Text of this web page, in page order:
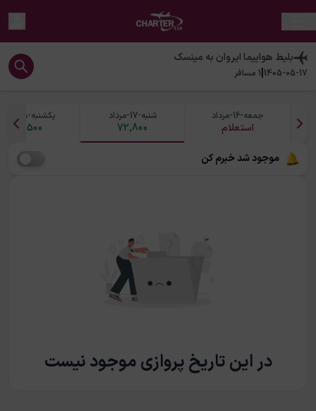
بلیط هواپیماایروان به مینسک
1405-05-17
|
1 مسافر
جمعه-16-مرداد
استعلام
شنبه-17-مرداد
72,800
یکشنبه-18-مرداد
78,500
موجود شد خبرم کن
در این تاریخ پروازی موجود نیست